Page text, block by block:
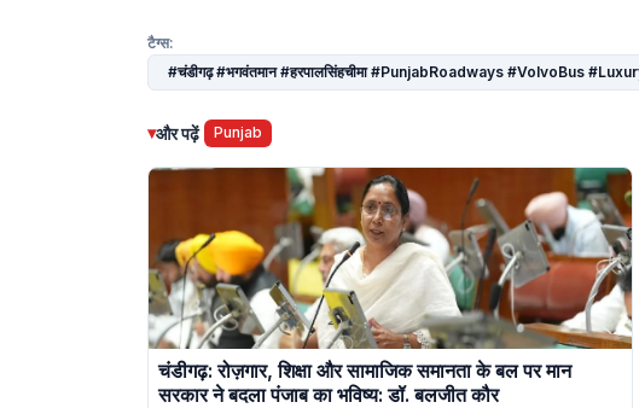
टैग्स:
#चंडीगढ़ #भगवंतमान #हरपालसिंहचीमा #PunjabRoadways
▾और पढ़ें Punjab
चंडीगढ़: रोज़गार, शिक्षा और सामाजिक समानता के बल पर मान
सरकार ने बदला पंजाब का भविष्य: डॉ. बलजीत कौर